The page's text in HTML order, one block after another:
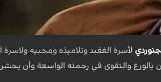
لأسرة الفقيد وتلاميذه ومحبيه ولاسرة
بالورع والتقوى في رحمته الواسعة وأن